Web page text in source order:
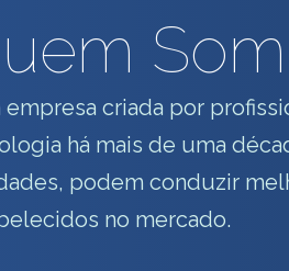
empresa criada por
há mais de uma
podem conduzir
no mercado.